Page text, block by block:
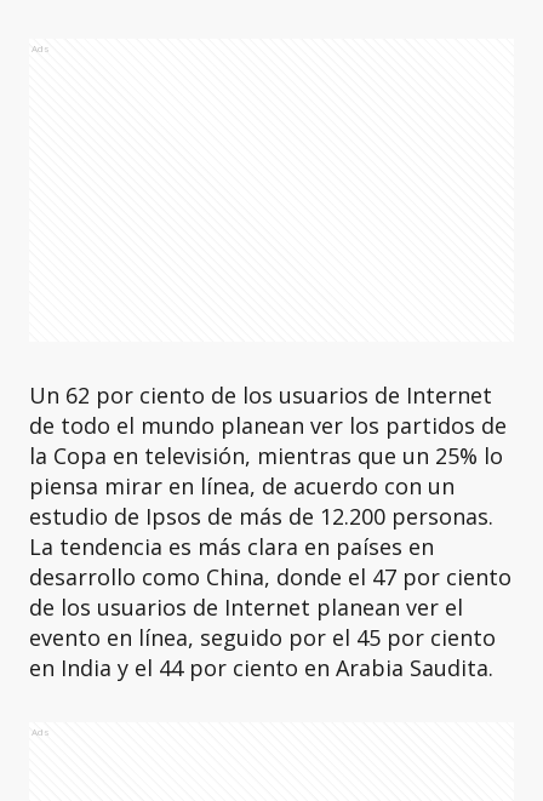
Ads
Un 62 por ciento de los usuarios de Internet
de todo el mundo planean ver los partidos de
la Copa en televisión, mientras que un 25% lo
piensa mirar en línea, de acuerdo con un
estudio de Ipsos de más de 12.200 personas.
La tendencia es más clara en países en
desarrollo como China, donde el 47 por ciento
de los usuarios de Internet planean ver el
evento en línea, seguido por el 45 por ciento
en India y el 44 por ciento en Arabia Saudita.
Ads